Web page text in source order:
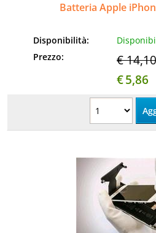
Batteria Apple
Disponibilità:
Prezzo:
€ 14,10
€5,86